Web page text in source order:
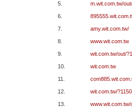
5. m.wit.com.tw/
6.
7. amy.wit.com.tw/
8. www.wit.com.tw
9. wit.com.tw/out/
10. wit.com.tw
11.
12. wit.com.tw/
13. www.wit.com.tw/